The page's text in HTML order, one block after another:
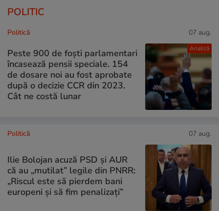
POLITIC
Analiză
Politică 07 aug.
Peste 900 de foști parlamentari
încasează pensii speciale. 154
de dosare noi au fost aprobate
după o decizie CCR din 2023.
Cât ne costă lunar
Politică 07 aug.
Ilie Bolojan acuză PSD și AUR
că au „mutilat” legile din PNRR:
„Riscul este să pierdem bani
europeni și să fim penalizați”